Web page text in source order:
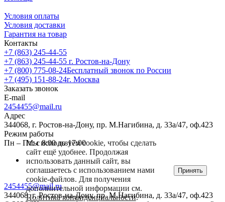
Условия оплаты
Условия доставки
Гарантия на товар
Контакты
+7 (863) 245-44-55
+7 (863) 245-44-55 г. Ростов-на-Дону
+7 (800) 775-08-24Бесплатный звонок по России
+7 (495) 151-88-24г. Москва
Заказать звонок
E-mail
2454455@mail.ru
Адрес
344068, г. Ростов-на-Дону, пр. М.Нагибина, д. 33а/47, оф.423
Режим работы
Пн – Пт: с 8:00 до 17:00
2454455@mail.ru
344068, г. Ростов-на-Дону, пр. М.Нагибина, д. 33а/47, оф.423
Мы используем cookie, чтобы сделать
сайт ещё удобнее. Продолжая
использовать данный сайт, вы
соглашаетесь с использованием нами
cookie-файлов. Для получения
дополнительной информации см.
Политика конфиденциальности.
Принять